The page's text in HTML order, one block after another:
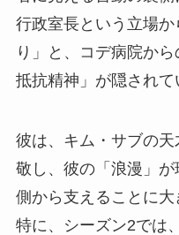
行政室長という立場
り」と、コデ病院か
抵抗精神」が隠されて
彼は、キム・サブの
敬し、彼の「浪漫」
側から支えることに大
特に、シーズン2では